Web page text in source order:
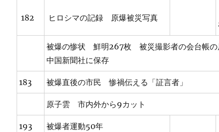
182 ヒロシマの記録 原爆被災写真
被爆の惨状 鮮明267枚 被災撮影者の会台帳
中国新聞社に保存
183 被爆直後の市民 惨禍伝える「証言者」
原子雲 市内外から9カット
193 被爆者運動50年